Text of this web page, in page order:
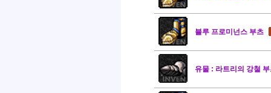
블루 프로미넌스 부츠
유물 : 라트리의 강철